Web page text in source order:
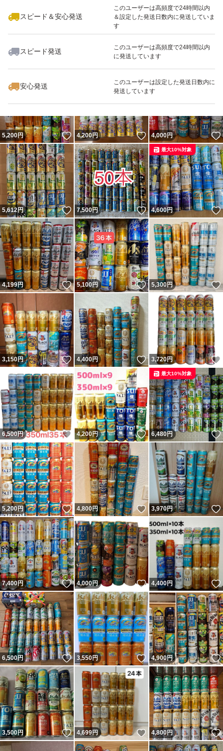
スピード＆安心発送
このユーザーは高頻度で24時間以内
＆設定した発送日数内に発送していま
す
スピード発送
このユーザーは高頻度で24時間以内
に発送しています
安心発送
このユーザーは設定した発送日数内に
発送しています
いいね！
5,222
5,200円 いいね！
4,200円 いいね！
4,000円
5,612円 いいね！
7,500円 いいね！
4,600円
最大10%対象
4,199円 いいね！
5,100円 いいね！
5,300円
3,150円 いいね！
4,400円 いいね！
3,720円
6,500円 いいね！
4,200円 いいね！
6,480円
最大10%対象
5,200円 いいね！
4,800円 いいね！
3,970円
7,400円 いいね！
4,000円 いいね！
4,400円
6,500円 いいね！
3,550円 いいね！
4,900円
3,500円 いいね！
4,699円 いいね！
4,800円